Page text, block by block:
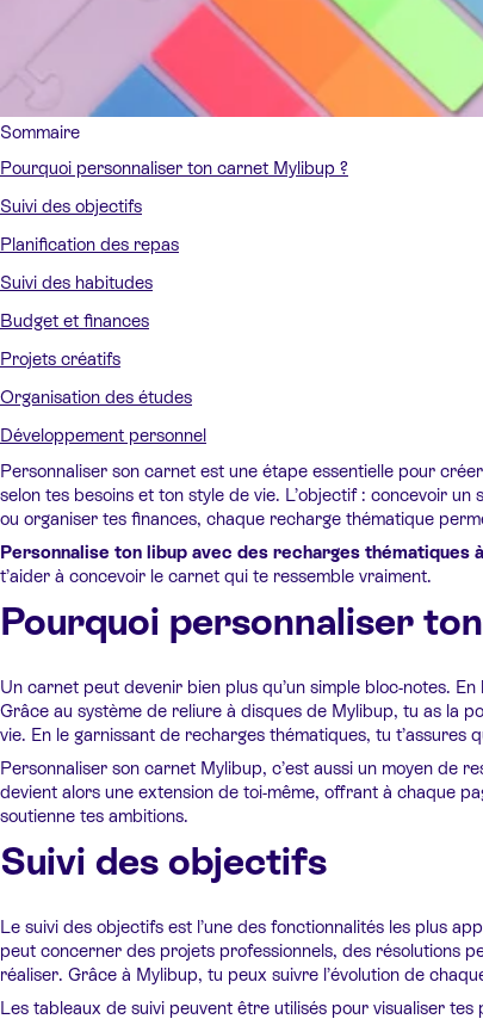
Sommaire
Pourquoi personnaliser ton carnet Mylibup ?
Suivi des objectifs
Planification des repas
Suivi des habitudes
Budget et finances
Projets créatifs
Organisation des études
Développement personnel
Personnaliser son carnet est une étape essentielle pour
selon tes besoins et ton style de vie. L’objectif : concevoir
ou organiser tes finances, chaque recharge thématique
Personnalise ton libup avec des recharges
t’aider à concevoir le carnet qui te ressemble vraiment.
Pourquoi personnaliser
Un carnet peut devenir bien plus qu’un simple bloc-notes.
Grâce au système de reliure à disques de Mylibup, tu as la
vie. En le garnissant de recharges thématiques, tu t’assures
Personnaliser son carnet Mylibup, c’est aussi un moyen de
devient alors une extension de toi-même, offrant à chaque
soutienne tes ambitions.
Suivi des objectifs
Le suivi des objectifs est l’une des fonctionnalités les plus
peut concerner des projets professionnels, des résolutions
réaliser. Grâce à Mylibup, tu peux suivre l’évolution de
Les tableaux de suivi peuvent être utilisés pour visualiser